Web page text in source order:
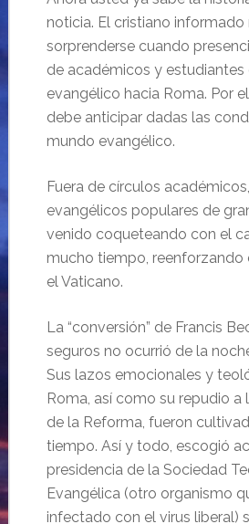
noticia. El cristiano informado
sorprenderse cuando
de académicos y
evangélico hacia Roma. Por
debe anticipar dadas las
mundo evangélico.
Fuera de círculos
evangélicos populares de
venido coqueteando con el
mucho tiempo, reenforzando
el Vaticano.
La “conversión” de Francis
seguros no ocurrió de la
Sus lazos emocionales y
Roma, así como su repudio
de la Reforma, fueron
tiempo. Así y todo, escogió
presidencia de la Sociedad
Evangélica (otro organismo
infectado con el virus liberal)